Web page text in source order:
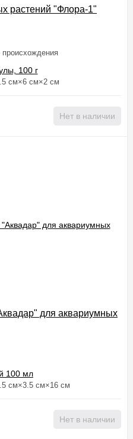
растений "Флора-1"
происхождения
см×6 см×2 см
Нет в наличии
для аквариумных
см×3.5 см×16 см
Нет в наличии